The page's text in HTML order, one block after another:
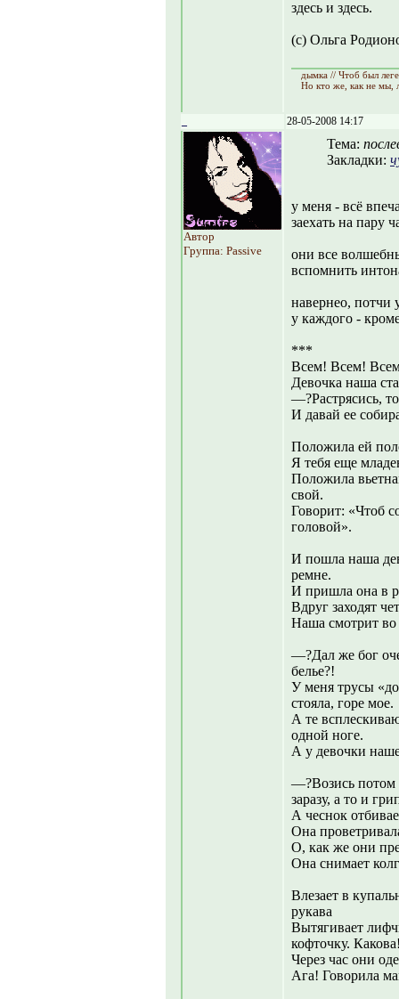
здесь и здесь.
(с) Ольга
дымка // Чтоб был
Но кто же, как не мы,
28-05-2008 14:17
Автор
Группа: Passive
Тема:
Закладки:
у меня - всё
заехать на пару
они все
вспомнить
навернео, потчи
у каждого -
***
Всем! Всем!
Девочка наша
—?Растрясись,
И давай ее
Положила ей
Я тебя еще
Положила
свой.
Говорит: «Чтоб
головой».
И пошла наша
ремне.
И пришла она в
Вдруг заходят
Наша смотрит во
—?Дал же бог
белье?!
У меня трусы «до
стояла, горе мое.
А те
одной ноге.
А у девочки
—?Возись потом
заразу, а то и
А чеснок
Она
О, как же они
Она снимает
Влезает в
рукава
Вытягивает
кофточку.
Через час они
Ага! Говорила